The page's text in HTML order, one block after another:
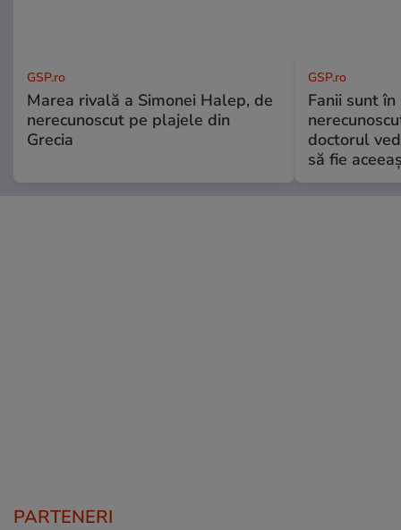
GSP.ro
Marea rivală a Simonei Halep, de
nerecunoscut pe plajele din
Grecia
GSP.ro
Fanii sunt în
doctorul
să fie
PARTENERI